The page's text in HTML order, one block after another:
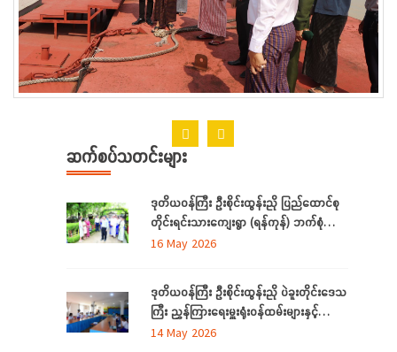
ဆက်စပ်သတင်းများ
ဒုတိယဝန်ကြီး ဦးစိုင်းထွန်းညို ပြည်ထောင်စု
တိုင်းရင်းသားကျေးရွာ (ရန်ကုန်) ဘက်စုံ
အဆင့် မြှင့်တင်ရေး ကြည့်ရှုစစ်ဆေး
16 May 2026
ဒုတိယဝန်ကြီး ဦးစိုင်းထွန်းညို ပဲခူးတိုင်းဒေသ
ကြီး ညွှန်ကြားရေးမှူးရုံးဝန်ထမ်းများနှင့်
တွေ့ဆုံ
14 May 2026